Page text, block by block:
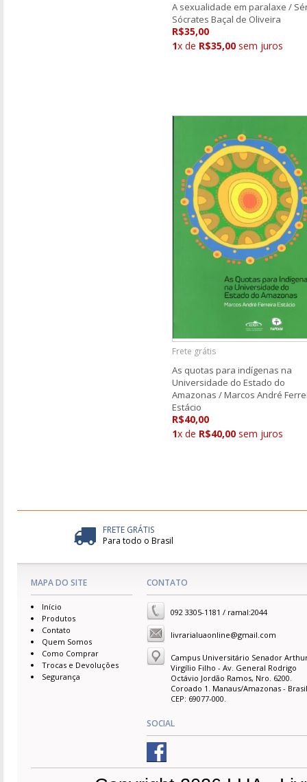
A sexualidade em paralaxe /
Sócrates Baçal de Oliveira
R$35,00
1x de R$35,00 sem juros
Frete grátis
As quotas para indígenas na
Universidade do Estado do
Amazonas / Marcos André
Estácio
R$40,00
1x de R$40,00 sem juros
FRETE GRÁTIS
Para todo o Brasil
MAPA DO SITE
Início
Produtos
Contato
Quem Somos
Como Comprar
Trocas e Devoluções
Segurança
CONTATO
092 3305-1181 / ramal:2044
livrarialuaonline@gmail.com
Campus Universitário Senador
Virgílio Filho - Av. General Rodrigo
Octávio Jordão Ramos, Nro. 6200.
Coroado 1. Manaus/Amazonas -
CEP: 69077-000.
SOCIAL